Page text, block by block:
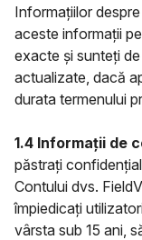
Informațiilor
aceste informații
exacte și sunteți
actualizate, dacă
durata termenului
1.4 Informații de
păstrați
Contului dvs.
împiedicați
vârsta sub 15 ani,